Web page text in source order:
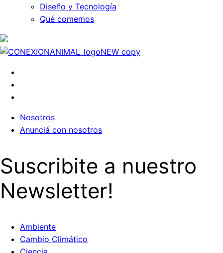
Diseño y Tecnología
Qué comemos
Nosotros
Anunciá con nosotros
Suscribite a nuestro
Newsletter!
Ambiente
Cambio Climático